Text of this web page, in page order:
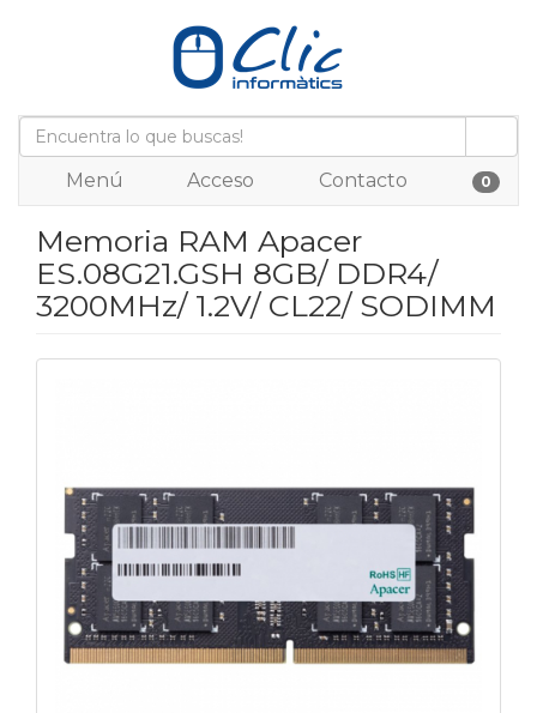
Menú Acceso Contacto 0
Memoria RAM Apacer
ES.08G21.GSH 8GB/ DDR4/
3200MHz/ 1.2V/ CL22/ SODIMM